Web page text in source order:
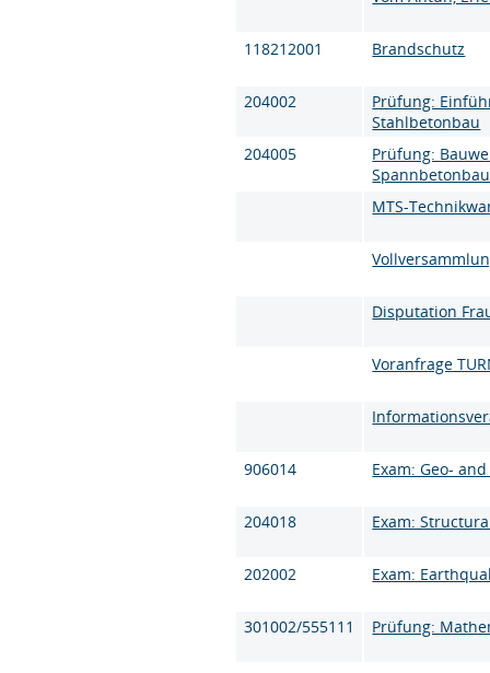
118212001 Brandschutz
204002
Prüfung:
Stahlbetonbau
204005
Prüfung:
MTS-
Disputation
Voranfrage
906014 Exam: Geo-
204018 Exam:
202002 Exam:
301002/555111 Prüfung: